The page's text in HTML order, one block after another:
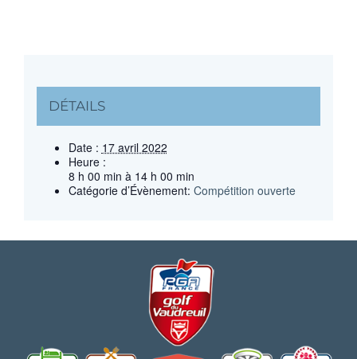
DÉTAILS
Date : 17 avril 2022
Heure :
8 h 00 min à 14 h 00 min
Catégorie d’Évènement: Compétition ouverte